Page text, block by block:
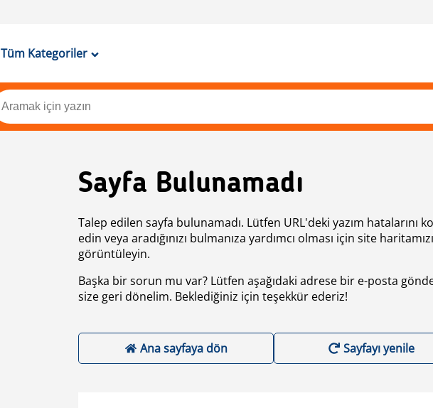
Tüm Kategoriler
Sayfa Bulunamadı
Talep edilen sayfa bulunamadı. Lütfen URL'deki yazım hatalarını
edin veya aradığınızı bulmanıza yardımcı olması için site haritamızı
görüntüleyin.
Başka bir sorun mu var? Lütfen aşağıdaki adrese bir e-posta
size geri dönelim. Beklediğiniz için teşekkür ederiz!
Ana sayfaya dön Sayfayı yenile